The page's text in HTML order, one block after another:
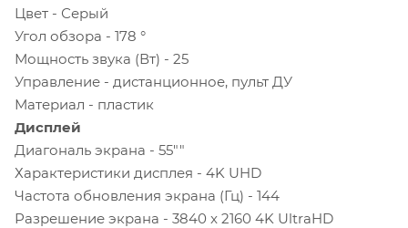
Цвет - Серый
Угол обзора - 178 °
Мощность звука (Вт) - 25
Управление - дистанционное, пульт ДУ
Материал - пластик
Дисплей
Диагональ экрана - 55""
Характеристики дисплея - 4K UHD
Частота обновления экрана (Гц) - 144
Разрешение экрана - 3840 x 2160 4K UltraHD